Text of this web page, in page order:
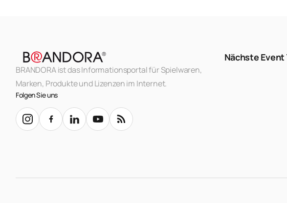
BRANDORA ist das Informationsportal für Spielwaren,
Marken, Produkte und Lizenzen im Internet.
Folgen Sie uns
Nächste Event